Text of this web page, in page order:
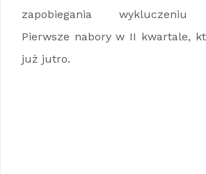
zapobiegania wykluczeniu
Pierwsze nabory w II kwartale,
już jutro.